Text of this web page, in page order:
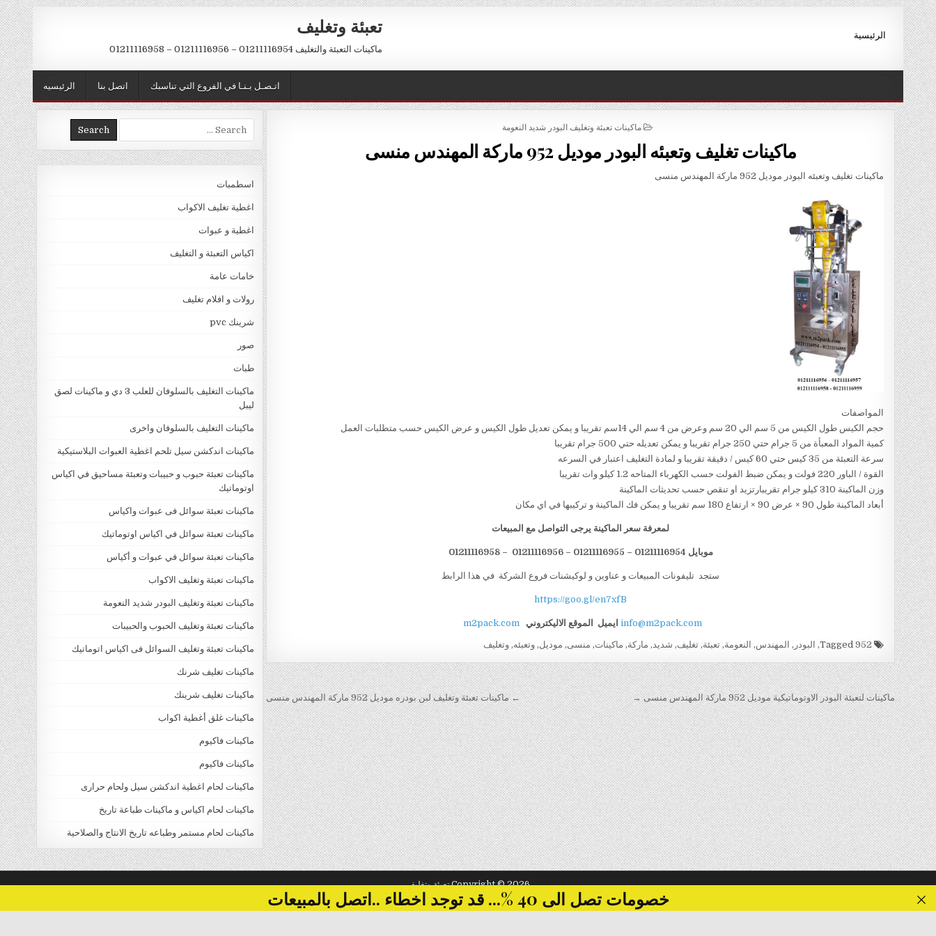
Skip
to
content
تعبئة وتغليف
ماكينات التعبئة والتغليف 01211116954 – 01211116956 – 01211116958
الرئيسية
الرئيسيه اتصل بنا اتـصـل بـنـا في الفروع التي تناسبك
POSTED
ماكينات تعبئة وتغليف البودر شديد النعومة
ماكينات تغليف وتعبئه البودر موديل 952 ماركة المهندس منسى
ماكينات تغليف وتعبئه البودر موديل 952 ماركة المهندس منسى
المواصفات
حجم الكيس طول الكيس من 5 سم الي 20 سم وعرض من 4 سم الي 14سم تقريبا و يمكن تعديل طول الكيس و عرض الكيس حسب متطلبات العمل
كمية المواد المعبأة من 5 جرام حتي 250 جرام تقريبا و يمكن تعديله حتي 500 جرام تقريبا
سرعة التعبئة من 35 كيس حتي 60 كيس / دقيقة تقريبا و لمادة التغليف اعتبار في السرعه
القوة / الباور 220 فولت و يمكن ضبط الفولت حسب الكهرباء المتاحه 1.2 كيلو وات تقريبا
وزن الماكينة 310 كيلو جرام تقريبارتزيد او تنقص حسب تحديثات الماكينة
أبعاد الماكينة طول 90 × عرض 90 × ارتفاع 180 سم تقريبا و يمكن فك الماكينة و تركيبها في اي مكان
لمعرفة سعر الماكينة يرجى التواصل مع المبيعات
موبايل 01211116954 – 01211116955 – 01211116956 – 01211116958
ستجد تليفونات المبيعات و عناوين و لوكيشنات فروع الشركة في هذا الرابط
https://goo.gl/en7xfB
info@m2pack.comايميل الموقع الاليكتروني m2pack.com
952
, البودر , المهندس, النعومة,تعبئة,تغليف, شديد, ماركة, ماكينات, منسى, موديل,وتعبئه,وتغليف
تصفّح
المقالات
← ماكينات تعبئة وتغليف لبن بودره موديل 952 ماركة المهندس منسى ماكينات لتعبئة البودر الاوتوماتيكية موديل 952 ماركة المهندس منسى →
Search
for:
اسطمبات
اغطية تغليف الاكواب
اغطية و عبوات
اكياس التعبئة و التغليف
خامات عامة
رولات و افلام تغليف
شرينك pvc
صور
طبات
ماكينات التغليف بالسلوفان للعلب 3 دي و ماكينات لصق
ليبل
ماكينات التغليف بالسلوفان واخرى
ماكينات اندكشن سيل تلحم اغطية العبوات البلاستيكية
ماكينات تعبئة حبوب و حبيبات وتعبئة مساحيق في اكياس
اوتوماتيك
ماكينات تعبئة سوائل فى عبوات واكياس
ماكينات تعبئة سوائل في اكياس اوتوماتيك
ماكينات تعبئة سوائل في عبوات و أكياس
ماكينات تعبئة وتغليف الاكواب
ماكينات تعبئة وتغليف البودر شديد النعومة
ماكينات تعبئة وتغليف الحبوب والحبيبات
ماكينات تعبئة وتغليف السوائل فى اكياس اتوماتيك
ماكينات تغليف شرنك
ماكينات تغليف شرينك
ماكينات غلق أغطية اكواب
ماكينات فاكيوم
ماكينات فاكيوم
ماكينات لحام اغطية اندكشن سيل ولحام حرارى
ماكينات لحام اكياس و ماكينات طباعة تاريخ
ماكينات لحام مستمر وطباعه تاريخ الانتاج والصلاحية
Copyright © 2026 تعبئة وتغليف
Design by ThemesDNA.com
خصومات تصل الى 40 %... قد توجد اخطاء ..اتصل بالمبيعات